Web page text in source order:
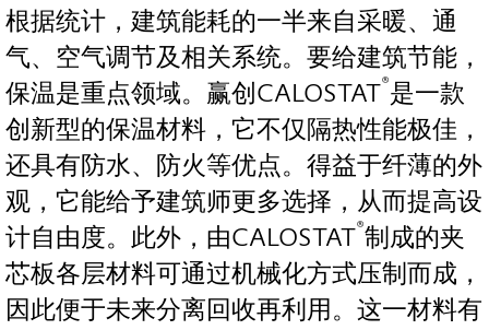
根据统计，建筑能耗的一半来自采暖、通
气、空气调节及相关系统。要给建筑节能，
保温是重点领域。赢创CALOSTAT®是一款
创新型的保温材料，它不仅隔热性能极佳，
还具有防水、防火等优点。得益于纤薄的外
观，它能给予建筑师更多选择，从而提高设
计自由度。此外，由CALOSTAT®制成的夹
芯板各层材料可通过机械化方式压制而成，
因此便于未来分离回收再利用。这一材料有